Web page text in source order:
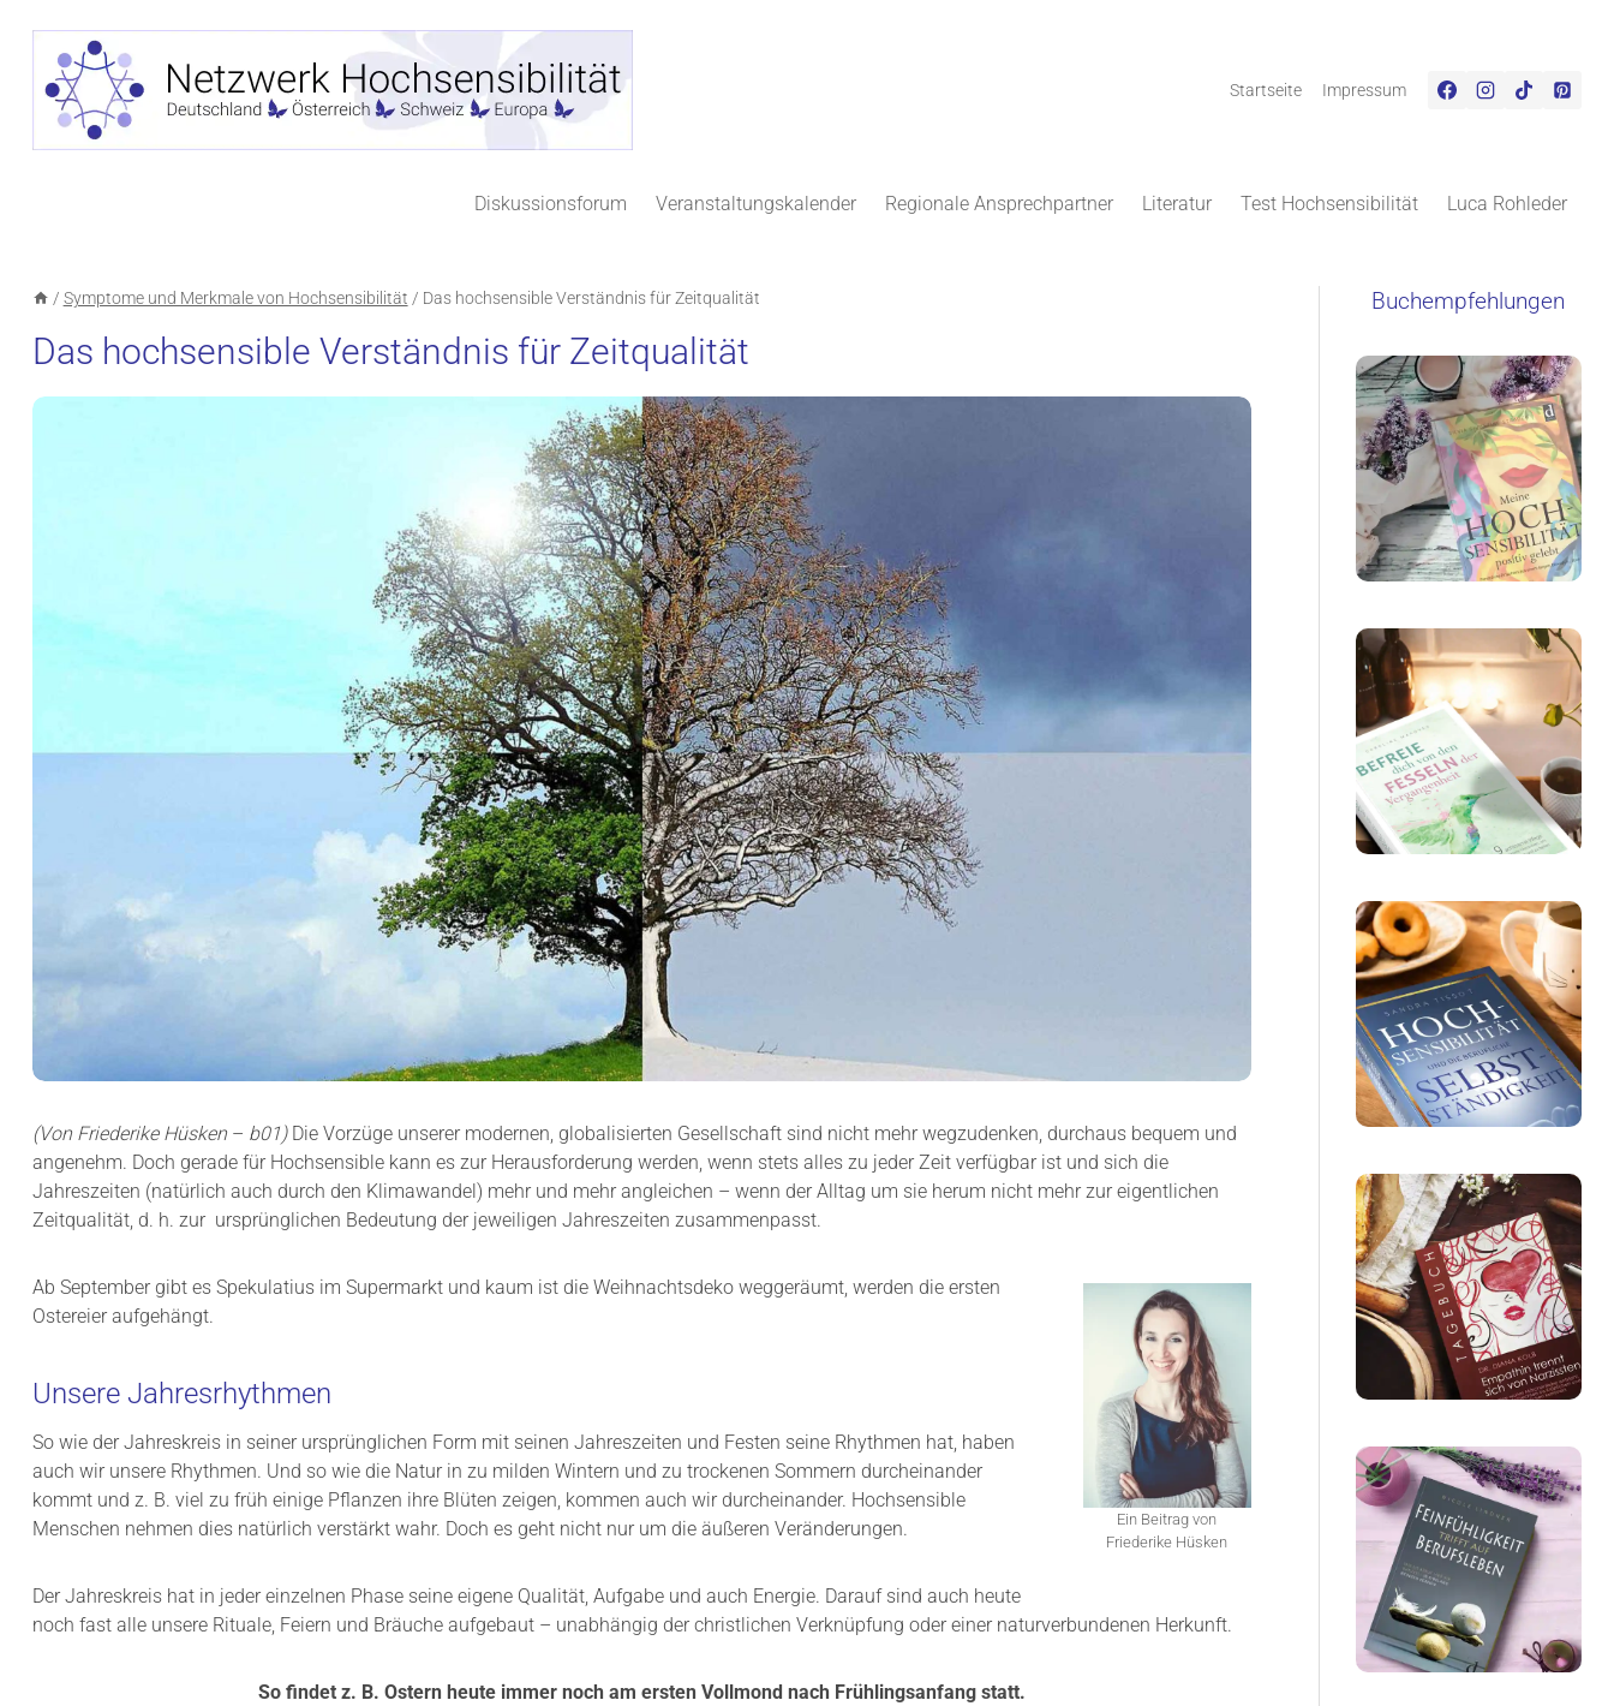
springen
Startseite Impressum
Diskussionsforum Veranstaltungskalender Regionale Ansprechpartner Literatur Test Hochsensibilität Luca Rohleder
/ Symptome und Merkmale von Hochsensibilität / Das hochsensible Verständnis für Zeitqualität
Das hochsensible Verständnis für Zeitqualität
(Von Friederike Hüsken– b01)Die Vorzüge unserer modernen, globalisierten Gesellschaft sind nicht mehr wegzudenken, durchaus bequem und
angenehm. Doch gerade für Hochsensible kann es zur Herausforderung werden, wenn stets alles zu jeder Zeit verfügbar ist und sich die
Jahreszeiten (natürlich auch durch den Klimawandel) mehr und mehr angleichen – wenn der Alltag um sie herum nicht mehr zur eigentlichen
Zeitqualität, d. h. zur ursprünglichen Bedeutung der jeweiligen Jahreszeiten zusammenpasst.
Ein Beitrag von
Friederike Hüsken
Ab September gibt es Spekulatius im Supermarkt und kaum ist die Weihnachtsdeko weggeräumt, werden die ersten
Ostereier aufgehängt.
Unsere Jahresrhythmen
So wie der Jahreskreis in seiner ursprünglichen Form mit seinen Jahreszeiten und Festen seine Rhythmen hat, haben
auch wir unsere Rhythmen. Und so wie die Natur in zu milden Wintern und zu trockenen Sommern durcheinander
kommt und z. B. viel zu früh einige Pflanzen ihre Blüten zeigen, kommen auch wir durcheinander. Hochsensible
Menschen nehmen dies natürlich verstärkt wahr. Doch es geht nicht nur um die äußeren Veränderungen.
Der Jahreskreis hat in jeder einzelnen Phase seine eigene Qualität, Aufgabe und auch Energie. Darauf sind auch heute
noch fast alle unsere Rituale, Feiern und Bräuche aufgebaut – unabhängig der christlichen Verknüpfung oder einer naturverbundenen Herkunft.
So findet z. B. Ostern heute immer noch am ersten Vollmond nach Frühlingsanfang statt.
Buchempfehlungen